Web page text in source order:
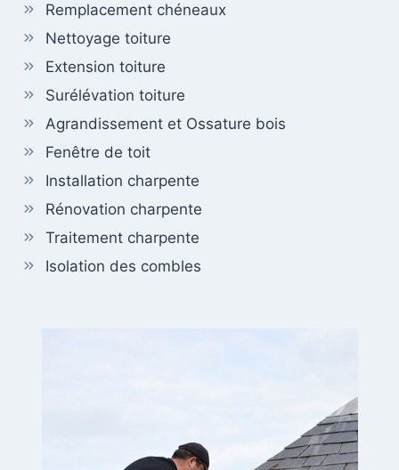
Remplacement chéneaux
Nettoyage toiture
Extension toiture
Surélévation toiture
Agrandissement et Ossature bois
Fenêtre de toit
Installation charpente
Rénovation charpente
Traitement charpente
Isolation des combles